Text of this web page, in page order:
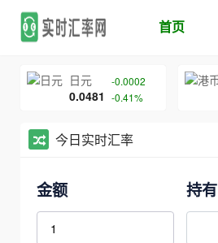
首页
日元
0.0481
-0.0002
-0.41%
今日实时汇率
金额 持有